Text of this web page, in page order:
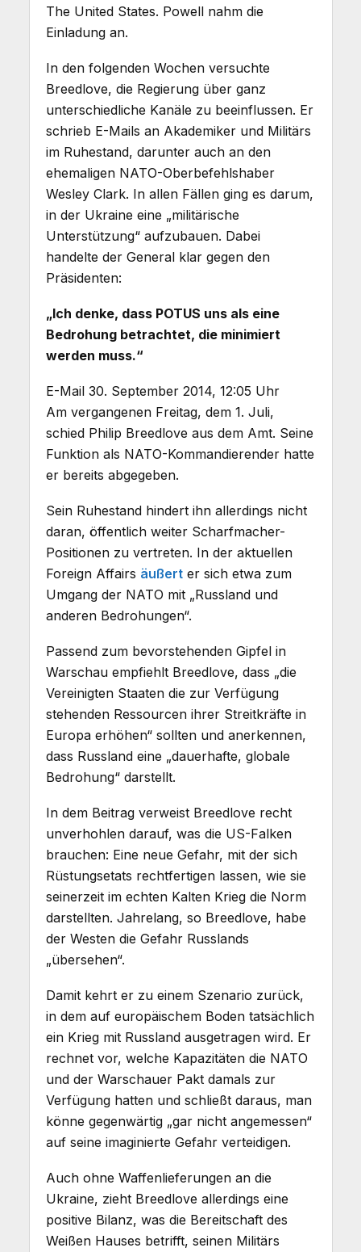
The United States. Powell nahm die
Einladung an.
In den folgenden Wochen versuchte
Breedlove, die Regierung über ganz
unterschiedliche Kanäle zu beeinflussen. Er
schrieb E-Mails an Akademiker und Militärs
im Ruhestand, darunter auch an den
ehemaligen NATO-Oberbefehlshaber
Wesley Clark. In allen Fällen ging es darum,
in der Ukraine eine „militärische
Unterstützung“ aufzubauen. Dabei
handelte der General klar gegen den
Präsidenten:
„Ich denke, dass POTUS uns als eine
Bedrohung betrachtet, die minimiert
werden muss.“
E-Mail 30. September 2014, 12:05 Uhr
Am vergangenen Freitag, dem 1. Juli,
schied Philip Breedlove aus dem Amt. Seine
Funktion als NATO-Kommandierender hatte
er bereits abgegeben.
Sein Ruhestand hindert ihn allerdings nicht
daran, öffentlich weiter Scharfmacher-
Positionen zu vertreten. In der aktuellen
Foreign Affairs äußerter sich etwa zum
Umgang der NATO mit „Russland und
anderen Bedrohungen“.
Passend zum bevorstehenden Gipfel in
Warschau empfiehlt Breedlove, dass „die
Vereinigten Staaten die zur Verfügung
stehenden Ressourcen ihrer Streitkräfte in
Europa erhöhen“ sollten und anerkennen,
dass Russland eine „dauerhafte, globale
Bedrohung“ darstellt.
In dem Beitrag verweist Breedlove recht
unverhohlen darauf, was die US-Falken
brauchen: Eine neue Gefahr, mit der sich
Rüstungsetats rechtfertigen lassen, wie sie
seinerzeit im echten Kalten Krieg die Norm
darstellten. Jahrelang, so Breedlove, habe
der Westen die Gefahr Russlands
„übersehen“.
Damit kehrt er zu einem Szenario zurück,
in dem auf europäischem Boden tatsächlich
ein Krieg mit Russland ausgetragen wird. Er
rechnet vor, welche Kapazitäten die NATO
und der Warschauer Pakt damals zur
Verfügung hatten und schließt daraus, man
könne gegenwärtig „gar nicht angemessen“
auf seine imaginierte Gefahr verteidigen.
Auch ohne Waffenlieferungen an die
Ukraine, zieht Breedlove allerdings eine
positive Bilanz, was die Bereitschaft des
Weißen Hauses betrifft, seinen Militärs